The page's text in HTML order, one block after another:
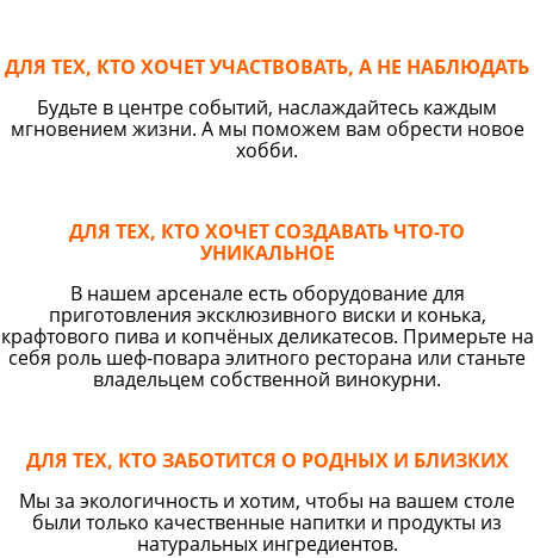
ДЛЯ ТЕХ, КТО ХОЧЕТ УЧАСТВОВАТЬ, А НЕ НАБЛЮДАТЬ
Будьте в центре событий, наслаждайтесь каждым
мгновением жизни. А мы поможем вам обрести новое
хобби.
ДЛЯ ТЕХ, КТО ХОЧЕТ СОЗДАВАТЬ ЧТО-ТО
УНИКАЛЬНОЕ
В нашем арсенале есть оборудование для
приготовления эксклюзивного виски и конька,
крафтового пива и копчёных деликатесов. Примерьте на
себя роль шеф-повара элитного ресторана или станьте
владельцем собственной винокурни.
ДЛЯ ТЕХ, КТО ЗАБОТИТСЯ О РОДНЫХ И БЛИЗКИХ
Мы за экологичность и хотим, чтобы на вашем столе
были только качественные напитки и продукты из
натуральных ингредиентов.